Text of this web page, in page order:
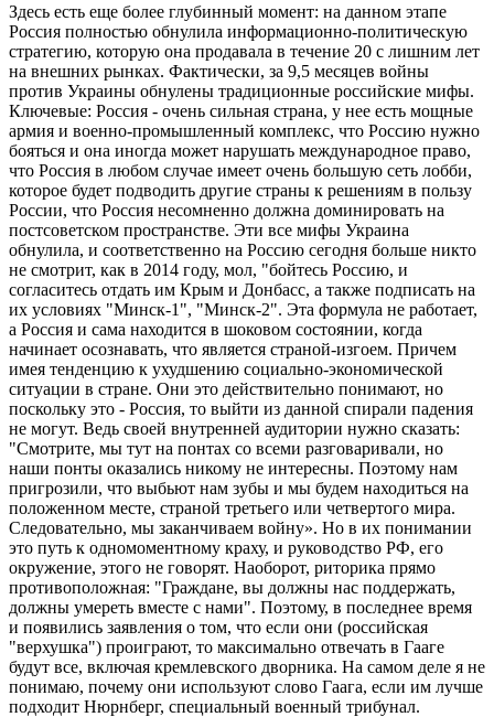
Здесь есть еще более глубинный момент: на данном этапе
Россия полностью обнулила информационно-политическую
стратегию, которую она продавала в течение 20 с лишним лет
на внешних рынках. Фактически, за 9,5 месяцев войны
против Украины обнулены традиционные российские мифы.
Ключевые: Россия - очень сильная страна, у нее есть мощные
армия и военно-промышленный комплекс, что Россию нужно
бояться и она иногда может нарушать международное право,
что Россия в любом случае имеет очень большую сеть лобби,
которое будет подводить другие страны к решениям в пользу
России, что Россия несомненно должна доминировать на
постсоветском пространстве. Эти все мифы Украина
обнулила, и соответственно на Россию сегодня больше никто
не смотрит, как в 2014 году, мол, "бойтесь Россию, и
согласитесь отдать им Крым и Донбасс, а также подписать на
их условиях "Минск-1", "Минск-2". Эта формула не работает,
а Россия и сама находится в шоковом состоянии, когда
начинает осознавать, что является страной-изгоем. Причем
имея тенденцию к ухудшению социально-экономической
ситуации в стране. Они это действительно понимают, но
поскольку это - Россия, то выйти из данной спирали падения
не могут. Ведь своей внутренней аудитории нужно сказать:
"Смотрите, мы тут на понтах со всеми разговаривали, но
наши понты оказались никому не интересны. Поэтому нам
пригрозили, что выбьют нам зубы и мы будем находиться на
положенном месте, страной третьего или четвертого мира.
Следовательно, мы заканчиваем войну». Но в их понимании
это путь к одномоментному краху, и руководство РФ, его
окружение, этого не говорят. Наоборот, риторика прямо
противоположная: "Граждане, вы должны нас поддержать,
должны умереть вместе с нами". Поэтому, в последнее время
и появились заявления о том, что если они (российская
"верхушка") проиграют, то максимально отвечать в Гааге
будут все, включая кремлевского дворника. На самом деле я не
понимаю, почему они используют слово Гаага, если им лучше
подходит Нюрнберг, специальный военный трибунал.